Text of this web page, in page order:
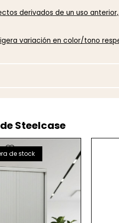
derivados de un uso
variación en color/tono
Steelcase
de stock
favorite